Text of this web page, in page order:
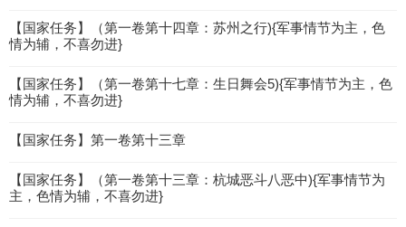
【国家任务】（第一卷第十四章：苏州之行){军事情节为主，色
情为辅，不喜勿进}
【国家任务】（第一卷第十七章：生日舞会5){军事情节为主，色
情为辅，不喜勿进}
【国家任务】第一卷第十三章
【国家任务】（第一卷第十三章：杭城恶斗八恶中){军事情节为
主，色情为辅，不喜勿进}